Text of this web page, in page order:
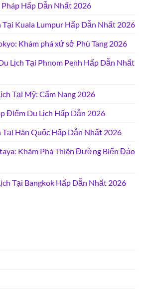
Hấp Dẫn Nhất 2026
Kuala Lumpur Hấp Dẫn Nhất 2026
Khám phá xứ sở Phù Tang 2026
Lịch Tại Phnom Penh Hấp Dẫn Nhất
Tại Mỹ: Cẩm Nang 2026
Điểm Du Lịch Hấp Dẫn 2026
Hàn Quốc Hấp Dẫn Nhất 2026
Khám Phá Thiên Đường Biển Đảo
Tại Bangkok Hấp Dẫn Nhất 2026